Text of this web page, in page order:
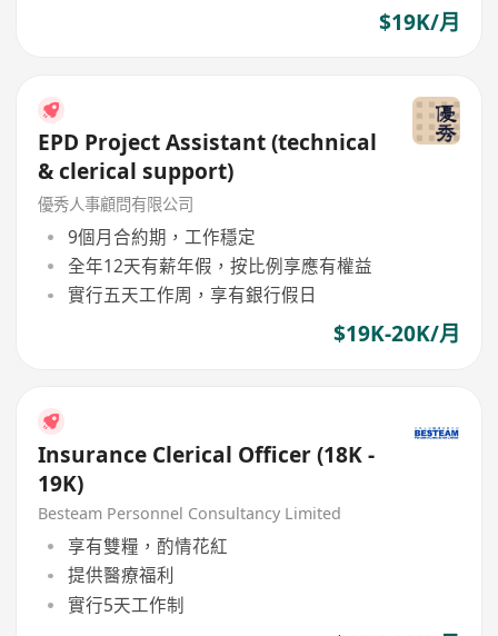
$19K/月
EPD Project Assistant (technical
& clerical support)
優秀人事顧問有限公司
9個月合約期，工作穩定
全年12天有薪年假，按比例享應有權益
實行五天工作周，享有銀行假日
$19K-20K/月
Insurance Clerical Officer (18K -
19K)
Besteam Personnel Consultancy Limited
享有雙糧，酌情花紅
提供醫療福利
實行5天工作制